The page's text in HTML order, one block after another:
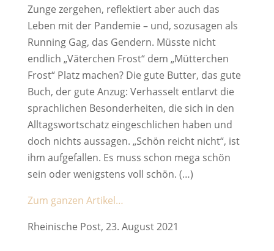
Zunge zergehen, reflektiert aber auch das
Leben mit der Pandemie – und, sozusagen als
Running Gag, das Gendern. Müsste nicht
endlich „Väterchen Frost“ dem „Mütterchen
Frost“ Platz machen? Die gute Butter, das gute
Buch, der gute Anzug: Verhasselt entlarvt die
sprachlichen Besonderheiten, die sich in den
Alltagswortschatz eingeschlichen haben und
doch nichts aussagen. „Schön reicht nicht“, ist
ihm aufgefallen. Es muss schon mega schön
sein oder wenigstens voll schön. (…)
Zum ganzen Artikel…
Rheinische Post, 23. August 2021